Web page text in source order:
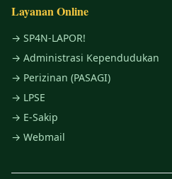
Layanan Online
→ SP4N-LAPOR!
→ Administrasi Kependudukan
→ Perizinan (PASAGI)
→ LPSE
→ E-Sakip
→ Webmail